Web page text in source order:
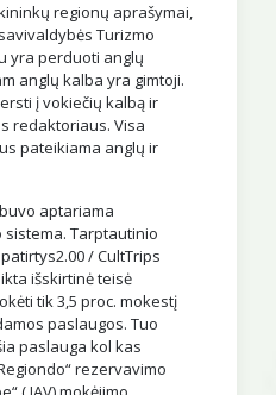
regionų aprašymai,
Turizmo
yra perduoti anglų
anglų kalba yra gimtoji.
į vokiečių kalbą ir
redaktoriaus. Visa
pateikiama anglų ir
aptariama
sistema. Tarptautinio
/ CultTrips
išskirtinė teisė
tik 3,5 proc. mokestį
paslaugos. Tuo
paslauga kol kas
rezervavimo